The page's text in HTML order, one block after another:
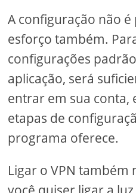
A configuração não
esforço também.
configurações
aplicação, será
entrar em sua conta,
etapas de
programa oferece.
Ligar o VPN também